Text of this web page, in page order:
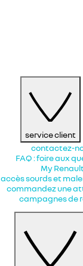
service client
contactez-
FAQ : foire aux
My Renault
accès sourds et
commandez une
campagnes de